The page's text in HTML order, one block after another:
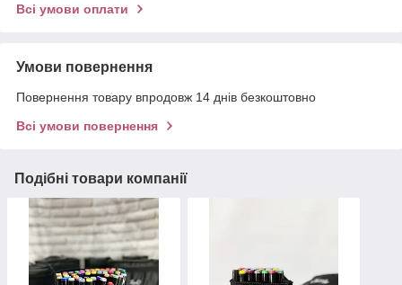
Всі умови оплати
Умови повернення
Повернення товару впродовж 14 днів безкоштовно
Всі умови повернення
Подібні товари компанії